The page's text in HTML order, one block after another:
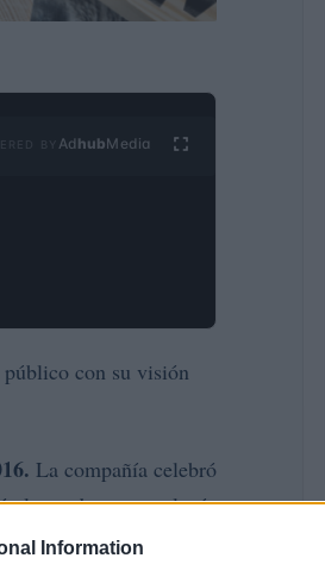
Information
Ad hubMedia
con su visión
La compañía celebró
al mundo su tecnología